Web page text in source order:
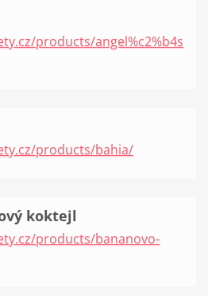
products/angel%c2%b4s
products/bahia/
koktejl
products/bananovo-